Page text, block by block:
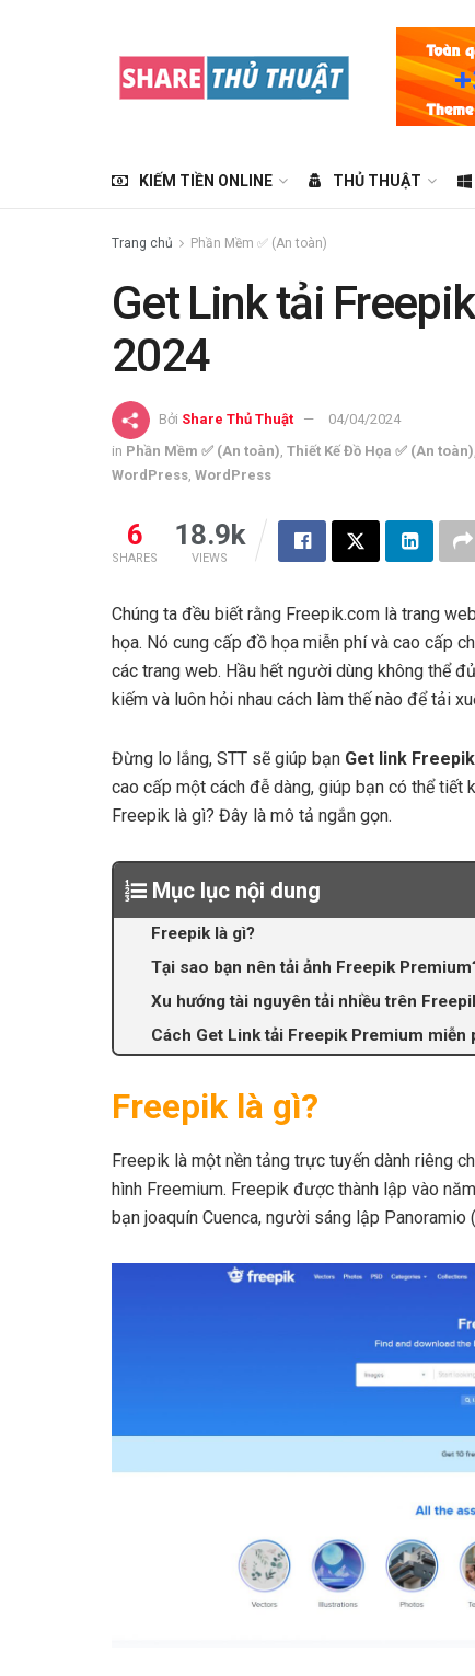
KIẾM TIỀN ONLINE THỦ THUẬT
Trang chủ Phần Mềm ✅ (An toàn)
Get Link tải
2024
Bởi Share Thủ Thuật
04/04/2024
in Phần Mềm ✅ (An toàn) Thiết Kế Đồ Họa ✅ (An toàn)
WordPress WordPress
6
SHARES
18.9k
VIEWS
Chúng ta đều biết rằng Freepik.com là trang
họa. Nó cung cấp đồ họa miễn phí và cao cấp
các trang web. Hầu hết người dùng không thể
kiếm và luôn hỏi nhau cách làm thế nào để tải
Đừng lo lắng, STT sẽ giúp bạn Get link
cao cấp một cách đễ dàng, giúp bạn có thể tiết
Freepik là gì? Đây là mô tả ngắn gọn.
Mục lục nội dung
Freepik là gì?
Tại sao bạn nên tải ảnh Freepik
Xu hướng tài nguyên tải nhiều trên
Cách Get Link tải Freepik Premium miễn
Freepik là gì?
Freepik là một nền tảng trực tuyến dành riêng
hình Freemium. Freepik được thành lập vào
bạn joaquín Cuenca, người sáng lập